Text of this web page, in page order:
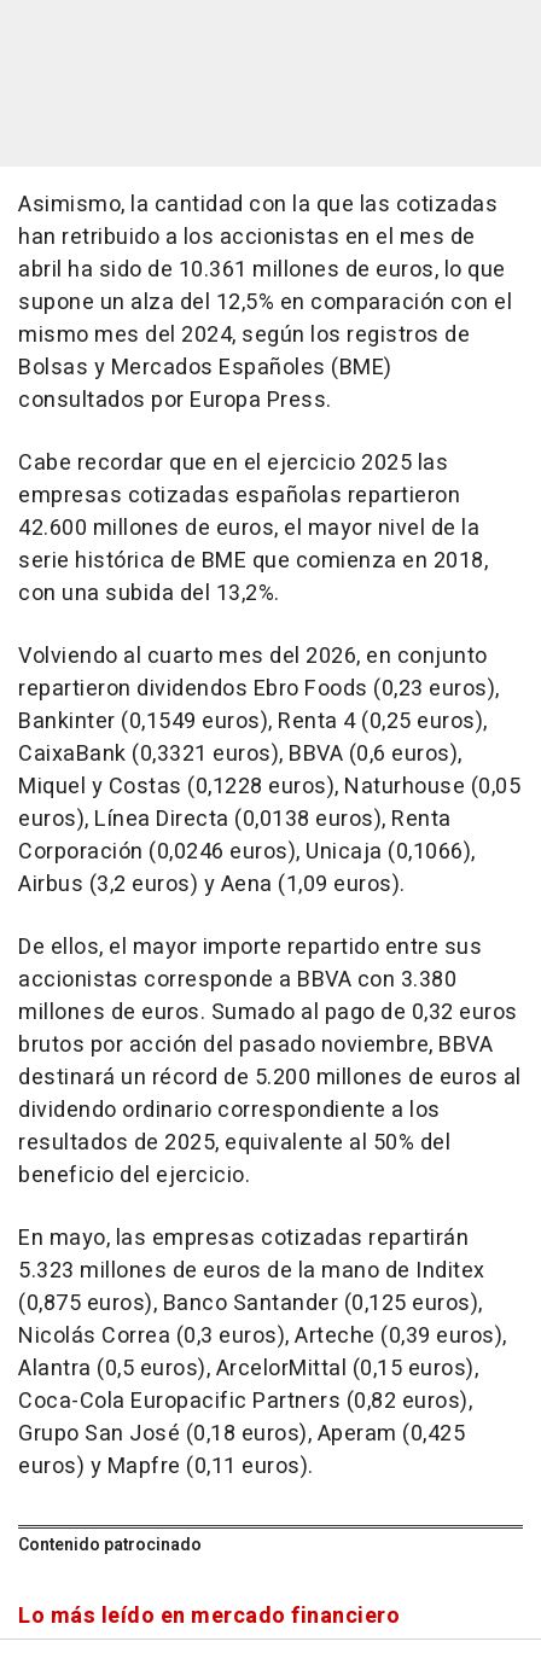
Asimismo, la cantidad con la que las cotizadas
han retribuido a los accionistas en el mes de
abril ha sido de 10.361 millones de euros, lo que
supone un alza del 12,5% en comparación con el
mismo mes del 2024, según los registros de
Bolsas y Mercados Españoles (BME)
consultados por Europa Press.
Cabe recordar que en el ejercicio 2025 las
empresas cotizadas españolas repartieron
42.600 millones de euros, el mayor nivel de la
serie histórica de BME que comienza en 2018,
con una subida del 13,2%.
Volviendo al cuarto mes del 2026, en conjunto
repartieron dividendos Ebro Foods (0,23 euros),
Bankinter (0,1549 euros), Renta 4 (0,25 euros),
CaixaBank (0,3321 euros), BBVA (0,6 euros),
Miquel y Costas (0,1228 euros), Naturhouse (0,05
euros), Línea Directa (0,0138 euros), Renta
Corporación (0,0246 euros), Unicaja (0,1066),
Airbus (3,2 euros) y Aena (1,09 euros).
De ellos, el mayor importe repartido entre sus
accionistas corresponde a BBVA con 3.380
millones de euros. Sumado al pago de 0,32 euros
brutos por acción del pasado noviembre, BBVA
destinará un récord de 5.200 millones de euros al
dividendo ordinario correspondiente a los
resultados de 2025, equivalente al 50% del
beneficio del ejercicio.
En mayo, las empresas cotizadas repartirán
5.323 millones de euros de la mano de Inditex
(0,875 euros), Banco Santander (0,125 euros),
Nicolás Correa (0,3 euros), Arteche (0,39 euros),
Alantra (0,5 euros), ArcelorMittal (0,15 euros),
Coca-Cola Europacific Partners (0,82 euros),
Grupo San José (0,18 euros), Aperam (0,425
euros) y Mapfre (0,11 euros).
Contenido patrocinado
Lo más leído en mercado financiero